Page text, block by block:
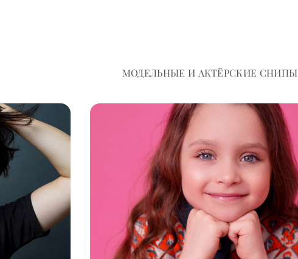
МОДЕЛЬНЫЕ И АКТЁРСКИЕ СНИПЫ